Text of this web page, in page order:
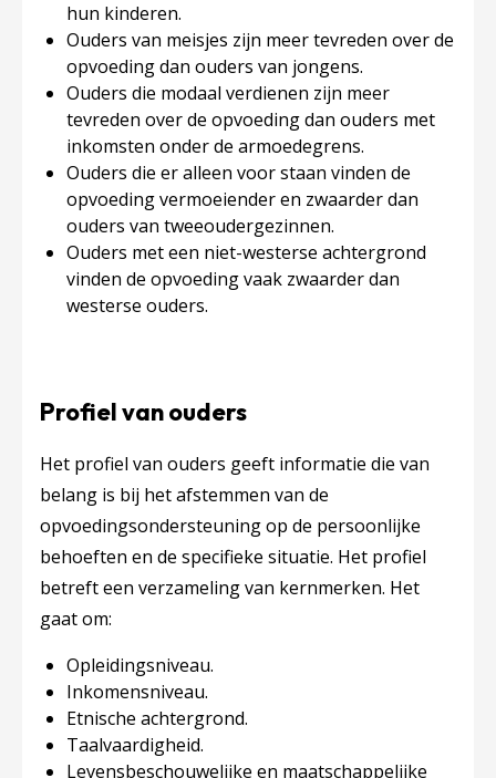
hun kinderen.
Ouders van meisjes zijn meer tevreden over de
opvoeding dan ouders van jongens.
Ouders die modaal verdienen zijn meer
tevreden over de opvoeding dan ouders met
inkomsten onder de armoedegrens.
Ouders die er alleen voor staan vinden de
opvoeding vermoeiender en zwaarder dan
ouders van tweeoudergezinnen.
Ouders met een niet-westerse achtergrond
vinden de opvoeding vaak zwaarder dan
westerse ouders.
Profiel van ouders
Het profiel van ouders geeft informatie die van
belang is bij het afstemmen van de
opvoedingsondersteuning op de persoonlijke
behoeften en de specifieke situatie. Het profiel
betreft een verzameling van kernmerken. Het
gaat om:
Opleidingsniveau.
Inkomensniveau.
Etnische achtergrond.
Taalvaardigheid.
Levensbeschouwelijke en maatschappelijke